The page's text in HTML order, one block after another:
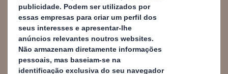
As orientações estabelecem
recomendações para melhorar
sistemas de recolha e separação
em toda a Europa. O setor já deu os